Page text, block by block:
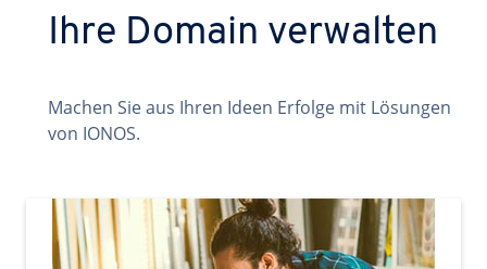
Ihre Domain verwalten
Machen Sie aus Ihren Ideen Erfolge mit Lösungen
von IONOS.